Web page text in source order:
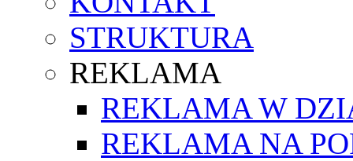
STRUKTURA
REKLAMA
REKLAMA W
REKLAMA NA